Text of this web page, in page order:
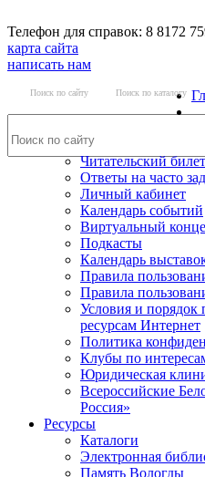
Телефон для справок: 8 8172
карта сайта
написать нам
Поиск по сайту Поиск по каталогу
Читательский
Ответы на часто
Личный кабинет
Календарь событий
Виртуальный
Подкасты
Календарь
Правила
Правила
Условия и порядок
ресурсам Интернет
Политика
Клубы по
Юридическая
Всероссийские
Россия»
Ресурсы
Каталоги
Электронная
Память Вологды